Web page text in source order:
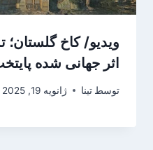
ویدیو/ کاخ گلستان؛
اثر جهانی شده
توسط تینا ژانویه 19, 2025